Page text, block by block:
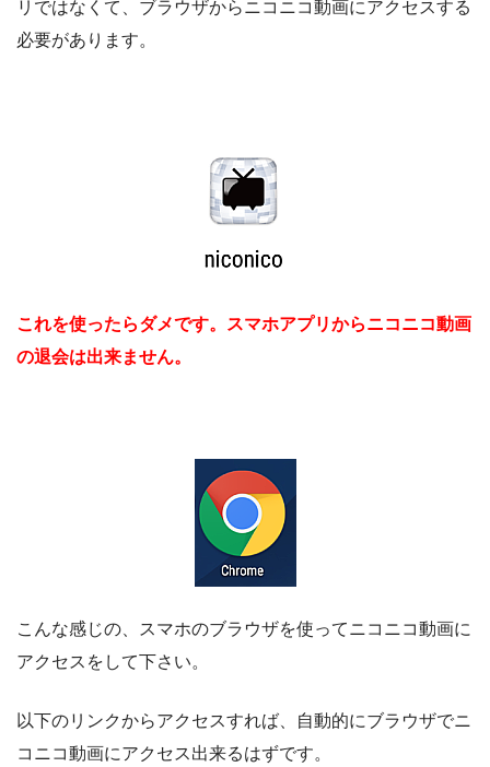
リではなくて、ブラウザからニコニコ動画にアクセスする
必要があります。
これを使ったらダメです。スマホアプリからニコニコ動画
の退会は出来ません。
こんな感じの、スマホのブラウザを使ってニコニコ動画に
アクセスをして下さい。
以下のリンクからアクセスすれば、自動的にブラウザでニ
コニコ動画にアクセス出来るはずです。